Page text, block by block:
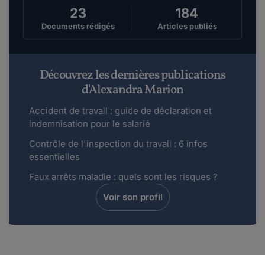
Lire plus
Titoujojo.
le 02-12-2017
Bonjour Quelqu'un peut il me donner son avis
sur ma situation. Depuis deja plus d un an m...
le 24-11-2017
Bonjour,Depuis 2 mois je subis le harcèlement
moral de mon superieur : mise a l ecart, ...
Lire plus
saadou.
23
Documents rédigés
184
Articles publiés
Découvrez les dernières publications
d'Alexandra Marion
Accident de travail : guide de déclaration et
indemnisation pour le salarié
Contrôle de l'inspection du travail : 6 infos
essentielles
Faux arrêts maladie : quels sont les risques ?
Voir son profil